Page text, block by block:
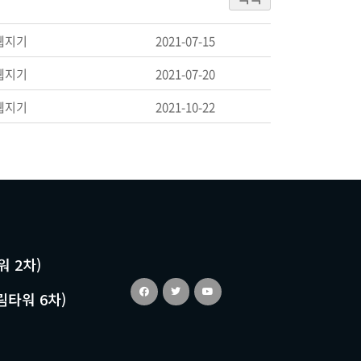
지기
2021-07-15
지기
2021-07-20
지기
2021-10-22
2차)
타워 6차)